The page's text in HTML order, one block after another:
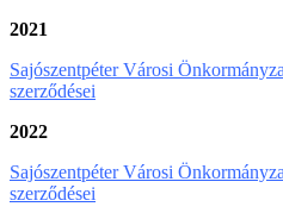
2021
Sajószentpéter Városi
szerződései
2022
Sajószentpéter Városi
szerződései